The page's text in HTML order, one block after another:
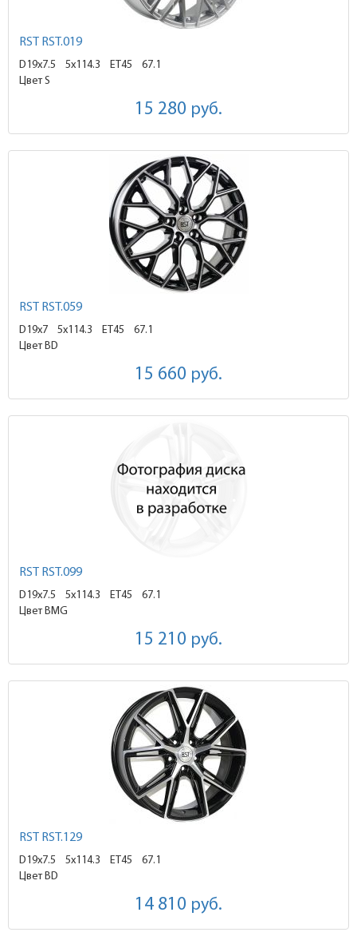
RST RST.019
D19x7.5 5x114.3 ET45
67.1
Цвет S
15 280 руб.
RST RST.059
D19x7 5x114.3 ET45
67.1
Цвет BD
15 660 руб.
RST RST.099
D19x7.5 5x114.3 ET45
67.1
Цвет BMG
15 210 руб.
RST RST.129
D19x7.5 5x114.3 ET45
67.1
Цвет BD
14 810 руб.